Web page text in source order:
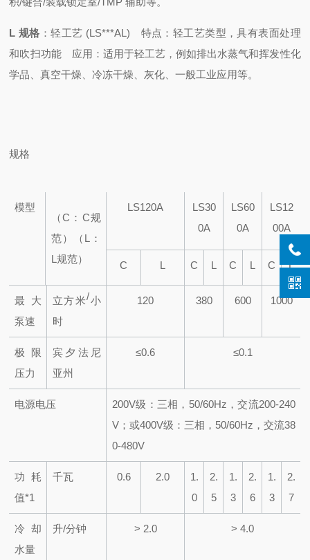
L 规格 ：轻工艺 (LS***AL) 特点：轻工艺类型，具有表面处理
和吹扫功能应用：适用于轻工艺，例如排出水蒸气和挥发性化
学品、真空干燥、冷冻干燥、灰化、一般工业应用等。
规格
模型
（C：C规
范）
（L：
L规范）
LS120A
LS30
0A
LS60
0A
LS12
00A
C L C L C L C L
最大
泵速
立方米/小
时
120 380 600 1000
极限
压力
宾夕法尼
亚州
≤0.6 ≤0.1
电源电压
200V级：三相，50/60Hz，交流200-240
V；或400V级：三相，50/60Hz，交流38
0-480V
功耗
值*1
千瓦 0.6 2.0
1.
0
2.
5
1.
3
2.
6
1.
3
2.
7
冷却
水量
升/分钟 > 2.0 > 4.0